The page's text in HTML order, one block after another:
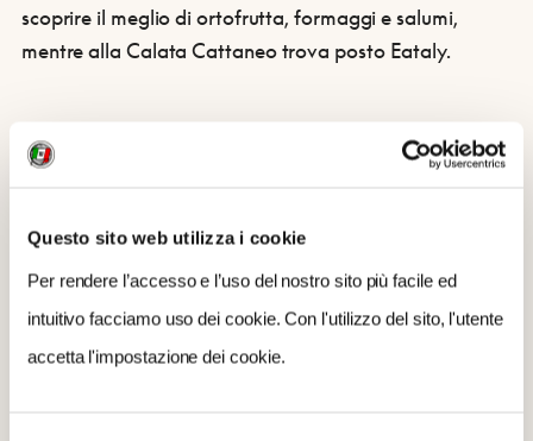
Questo sito web utilizza i cookie
Per rendere l’accesso e l’uso del nostro sito più facile ed
intuitivo facciamo uso dei cookie. Con l'utilizzo del sito, l'utente
accetta l'impostazione dei cookie.
scoprire il meglio di ortofrutta, formaggi e salumi,
mentre alla Calata Cattaneo trova posto Eataly.
CONDIVIDI
(GE)